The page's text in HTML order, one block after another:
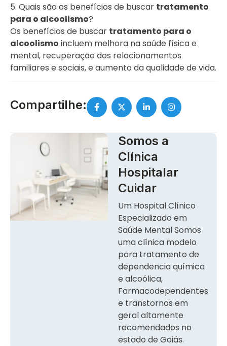
5. Quais são os benefícios de buscar tratamento
para o alcoolismo?
Os benefícios de buscar tratamento para o
alcoolismo incluem melhora na saúde física e
mental, recuperação dos relacionamentos
familiares e sociais, e aumento da qualidade de vida.
Compartilhe:
Somos a
Clínica
Hospitalar
Cuidar
Um Hospital Clínico
Especializado em
Saúde Mental Somos
uma clínica modelo
para tratamento de
dependencia química
e alcoólica,
Farmacodependentes
e transtornos em
geral altamente
recomendados no
estado de Goiás.